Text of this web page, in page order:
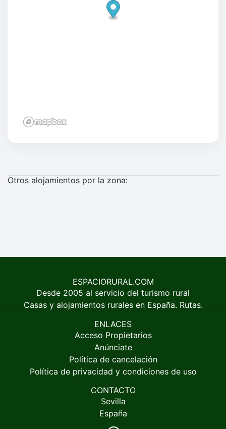
Otros alojamientos por la zona:
ESPACIORURAL.COM
Desde 2005 al servicio del turismo rural
Casas y alojamientos rurales en España. Rutas.
ENLACES
Acceso Propietarios
Anúnciate
Política de cancelación
Política de privacidad y condiciones de uso
CONTACTO
Sevilla
España